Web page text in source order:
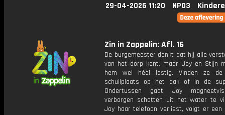
29-04-2026 11:20 NPO3
Zin in Zappelin: Afl. 16
De burgemeester denkt dat hij alle
van het dorp kent, maar Joy en Stijn
hem wel héél lastig. Vinden ze de
schuilplaats op het dak of in de
Ondertussen gaat Joy
verborgen schatten uit het water te
Joy haar telefoon verliest, volgt er een